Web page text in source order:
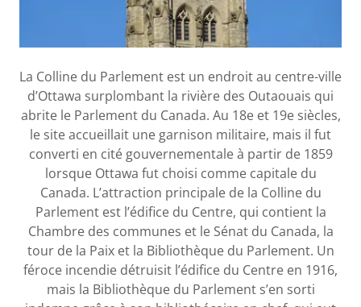
La Colline du Parlement est un endroit au centre-ville
d’Ottawa surplombant la rivière des Outaouais qui
abrite le Parlement du Canada. Au 18e et 19e siècles,
le site accueillait une garnison militaire, mais il fut
converti en cité gouvernementale à partir de 1859
lorsque Ottawa fut choisi comme capitale du
Canada. L’attraction principale de la Colline du
Parlement est l’édifice du Centre, qui contient la
Chambre des communes et le Sénat du Canada, la
tour de la Paix et la Bibliothèque du Parlement. Un
féroce incendie détruisit l’édifice du Centre en 1916,
mais la Bibliothèque du Parlement s’en sorti